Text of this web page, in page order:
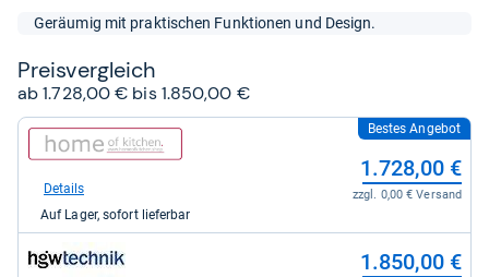
Geräumig mit praktischen Funktionen und Design.
Preis­ver­gleich
ab 1.728,00 € bis 1.850,00 €
zum
Shop:
homeofkitchen.shop
1.728,00
Bestes Angebot
1.728,00 €
zzgl. 0,00 € Versand
Details
Auf Lager, sofort lieferbar
zum
Shop:
1.850,00 €